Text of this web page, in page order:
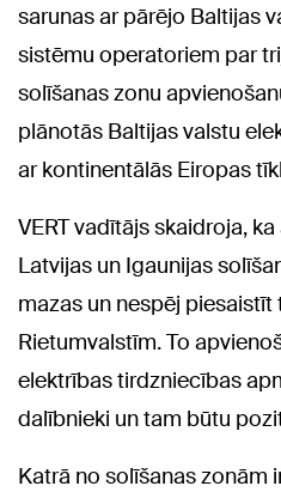
sarunas ar pārējo Baltijas
sistēmu operatoriem par
solīšanas zonu
plānotās Baltijas valstu
ar kontinentālās Eiropas
VERT vadītājs skaidroja,
Latvijas un Igaunijas
mazas un nespēj
Rietumvalstīm. To
elektrības tirdzniecības
dalībnieki un tam būtu
Katrā no solīšanas zonām